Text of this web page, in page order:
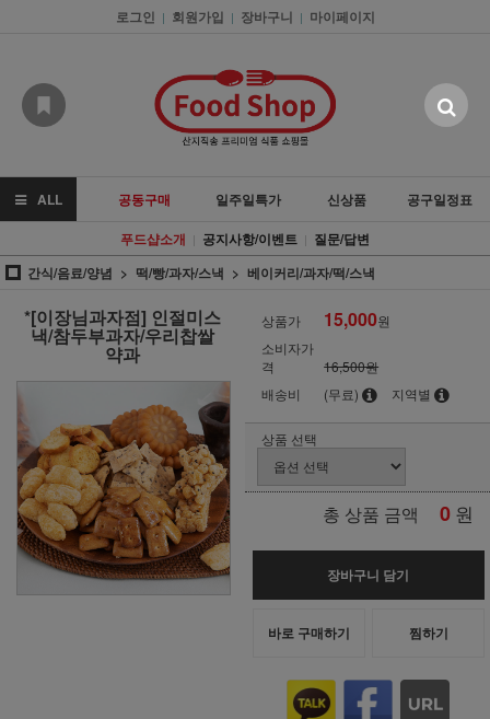
로그인 | 회원가입 | 장바구니 | 마이페이지
ALL 공동구매 일주일특가 신상품
공구일정표
푸드샵소개 | 공지사항/이벤트 | 질문/답변
간식/음료/양념
떡/빵/과자/스낵 베이커리/과자/떡/스낵
*[이장님과자점] 인절미스
낵/참두부과자/우리찹쌀
약과
상품가 15,000원
소비자가
격
16,500원
배송비
(무료) 지역별
상품 선택
총 상품 금액 0 원
장바구니 담기
바로 구매하기 찜하기